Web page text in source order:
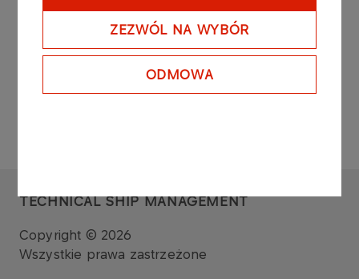
ZEZWÓL NA WYBÓR
ODMOWA
TECHNICAL SHIP MANAGEMENT
Copyright © 2026
Wszystkie prawa zastrzeżone